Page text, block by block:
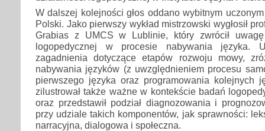
W dalszej kolejności głos oddano wybitnym
Polski. Jako pierwszy wykład mistrzowski wygłosił
Grabias z UMCS w Lublinie, który zwrócił
logopedycznej w procesie nabywania języka.
zagadnienia dotyczące etapów rozwoju mowy,
nabywania języków (z uwzględnieniem procesu
pierwszego języka oraz programowania kolejnych
zilustrował także ważne w kontekście badań
oraz przedstawił podział diagnozowania i
przy udziale takich komponentów, jak sprawności:
narracyjna, dialogowa i społeczna.